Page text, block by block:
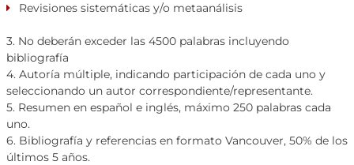
Revisiones sistemáticas y/o metaanálisis
3. No deberán exceder las 4500 palabras incluyendo
bibliografía
4. Autoría múltiple, indicando participación de cada uno y
seleccionando un autor correspondiente/representante.
5. Resumen en español e inglés, máximo 250 palabras cada
uno.
6. Bibliografía y referencias en formato Vancouver, 50% de los
últimos 5 años.